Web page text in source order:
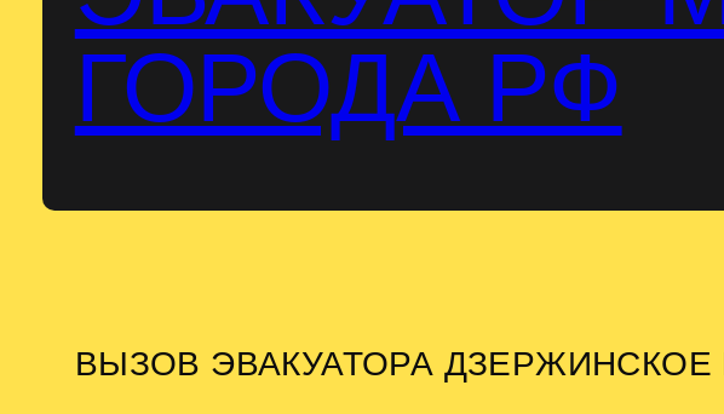
ГОРОДА РФ
ВЫЗОВ ЭВАКУАТОРА